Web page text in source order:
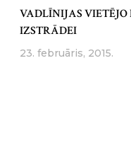
VADLĪNIJAS VIETĒJO
IZSTRĀDEI
23. februāris, 2015.